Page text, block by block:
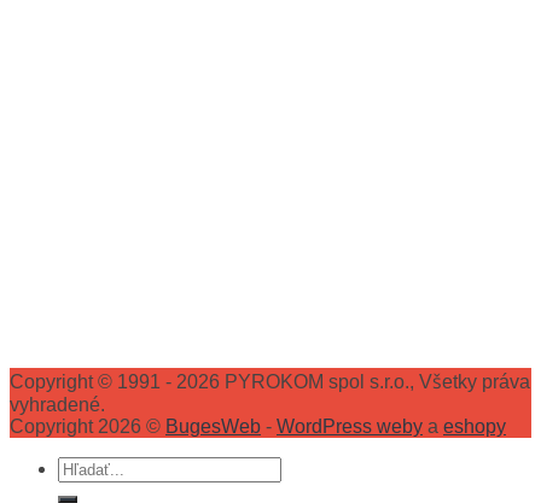
Copyright © 1991 - 2026 PYROKOM spol s.r.o., Všetky práva
vyhradené.
Copyright 2026 © BugesWeb - WordPress weby a eshopy
Hľadať: